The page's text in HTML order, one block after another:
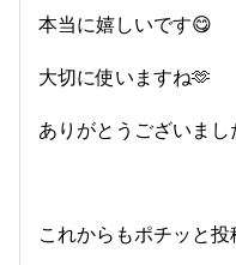
本当に嬉しいです😋
大切に使いますね🫶
ありがとうございま
これからもポチッと投